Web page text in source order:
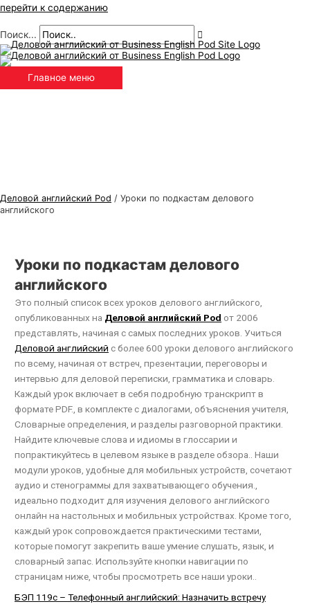
перейти к содержанию
Поиск...
Главное меню
Деловой английский Pod / Уроки по подкастам делового
английского
Уроки по подкастам делового
английского
Это полный список всех уроков делового английского,
опубликованных на Деловой английский Pod от 2006
представлять, начиная с самых последних уроков. Учиться
Деловой английский с более 600 уроки делового английского
по всему, начиная от встреч, презентации, переговоры и
интервью для деловой переписки, грамматика и словарь.
Каждый урок включает в себя подробную транскрипт в
формате PDF., в комплекте с диалогами, объяснения учителя,
Словарные определения, и разделы разговорной практики.
Найдите ключевые слова и идиомы в глоссарии и
попрактикуйтесь в целевом языке в разделе обзора.. Наши
модули уроков, удобные для мобильных устройств, сочетают
аудио и стенограммы для захватывающего обучения.,
идеально подходит для изучения делового английского
онлайн на настольных и мобильных устройствах. Кроме того,
каждый урок сопровождается практическими тестами,
которые помогут закрепить ваше умение слушать, язык, и
словарный запас. Используйте кнопки навигации по
страницам ниже, чтобы просмотреть все наши уроки..
БЭП 119с – Телефонный английский: Назначить встречу